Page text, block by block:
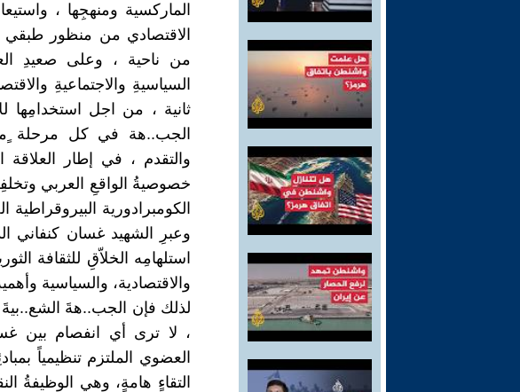
الماركسية ومنهجِها ،
الاقتصادي من منظور طبقي
من ناحية ، وعلى صعيدِ
السياسيةِ والاجتماعيةِ
ثانية ، من اجل استخدامِها
الجب..هة في كل مرحلة
والتقدم ، في إطار العلاقة
خصوصيةُ الواقعِ العربي
الكومبرادورية
وعبرِ الشهيد غسان كنفاني
استلهامِه الخلاّقِ للثقافة
والاقتصادية، والسياسية
لذلك فإن الجب..هةَ الشع..بيةَ
، لا ترى أي انفصام بين
العضوي الملتزم تنظيمياً
التقاءٍ هامةٍ، وهي الوظيفةُ